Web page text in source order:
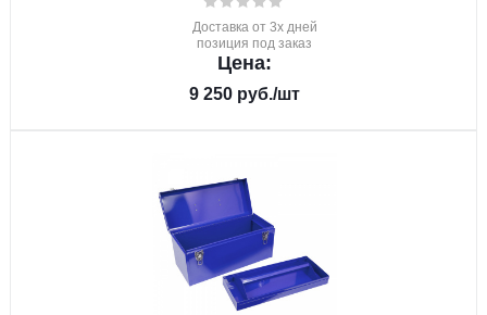
Доставка от 3х дней
позиция под заказ
Цена:
9 250руб./шт